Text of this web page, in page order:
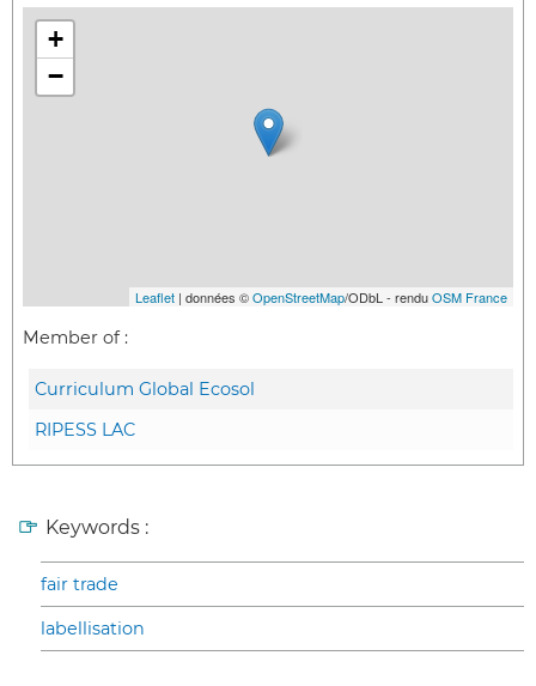
+
−
Leaflet | données ©OpenStreetMap/ODbL - renduOSM France
Member of :
Curriculum Global Ecosol
RIPESS LAC
Keywords :
fair trade
labellisation